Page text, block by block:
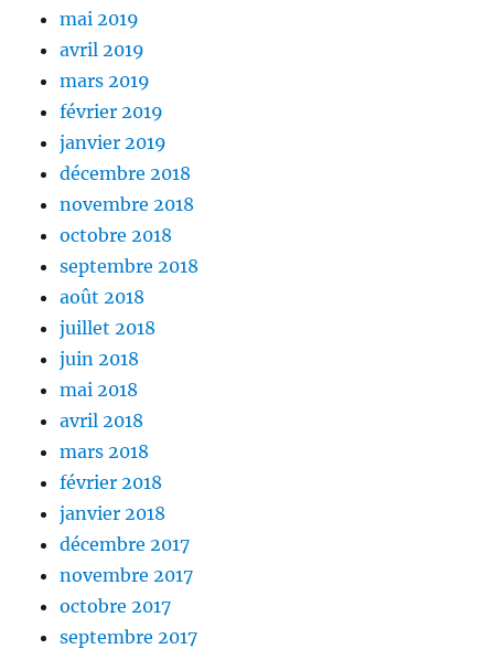
mai 2019
avril 2019
mars 2019
février 2019
janvier 2019
décembre 2018
novembre 2018
octobre 2018
septembre 2018
août 2018
juillet 2018
juin 2018
mai 2018
avril 2018
mars 2018
février 2018
janvier 2018
décembre 2017
novembre 2017
octobre 2017
septembre 2017